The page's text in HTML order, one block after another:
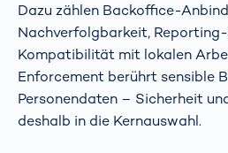
Dazu zählen Backoffice-
Nachverfolgbarkeit,
Kompatibilität mit lokalen
Enforcement berührt sensible
Personendaten – Sicherheit
deshalb in die Kernauswahl.